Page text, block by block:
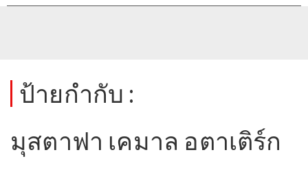
ป้ายกำกับ :
มุสตาฟา เคมาล อตาเติร์ก